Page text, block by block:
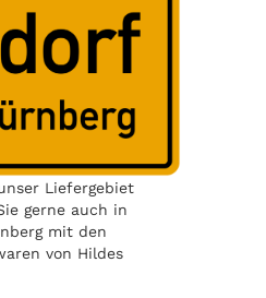
Liefergebiet
gerne auch in
mit den
von Hildes